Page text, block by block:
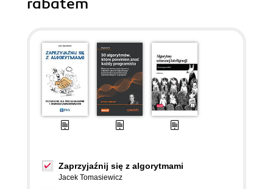
rabatem
Zaprzyjaźnij się z algorytmami
Jacek Tomasiewicz